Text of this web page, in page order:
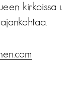
kirkoissa